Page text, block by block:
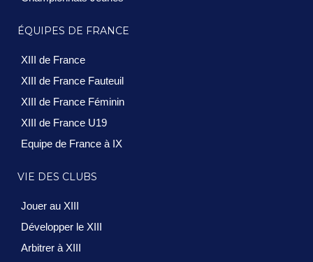
ÉQUIPES DE FRANCE
XIII de France
XIII de France Fauteuil
XIII de France Féminin
XIII de France U19
Equipe de France à IX
VIE DES CLUBS
Jouer au XIII
Développer le XIII
Arbitrer à XIII